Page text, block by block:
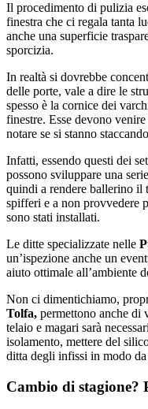
Il procedimento di pulizia
finestra che ci regala tanta
anche una superficie
sporcizia.
In realtà si dovrebbe
delle porte, vale a dire le
spesso è la cornice dei
finestre. Esse devono
notare se si stanno
Infatti, essendo questi dei
possono sviluppare una
quindi a rendere ballerino il
spifferi e a non provvedere
sono stati installati.
Le ditte specializzate nelle
un’ispezione anche un
aiuto ottimale all’ambiente
Non ci dimentichiamo,
Tolfa, permettono anche di
telaio e magari sarà
isolamento, mettere del
ditta degli infissi in modo
Cambio di stagione?